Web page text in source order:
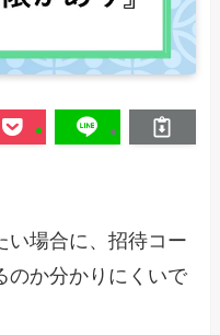
い場合に、招待コー
のか分かりにくいで